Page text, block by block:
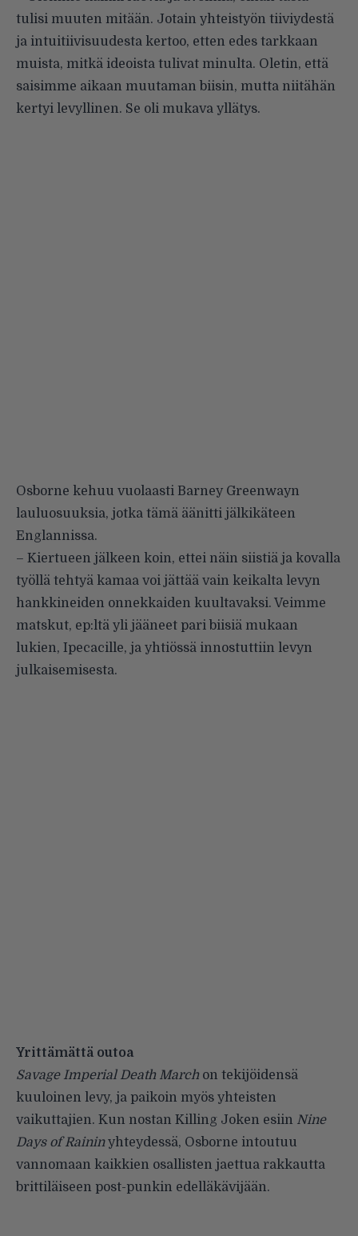
tulisi muuten mitään. Jotain yhteistyön tiiviydestä
ja intuitiivisuudesta kertoo, etten edes tarkkaan
muista, mitkä ideoista tulivat minulta. Oletin, että
saisimme aikaan muutaman biisin, mutta niitähän
kertyi levyllinen. Se oli mukava yllätys.
Osborne kehuu vuolaasti Barney Greenwayn
lauluosuuksia, jotka tämä äänitti jälkikäteen
Englannissa.
– Kiertueen jälkeen koin, ettei näin siistiä ja kovalla
työllä tehtyä kamaa voi jättää vain keikalta levyn
hankkineiden onnekkaiden kuultavaksi. Veimme
matskut, ep:ltä yli jääneet pari biisiä mukaan
lukien, Ipecacille, ja yhtiössä innostuttiin levyn
julkaisemisesta.
Yrittämättä outoa
Savage Imperial Death March on tekijöidensä
kuuloinen levy, ja paikoin myös yhteisten
vaikuttajien. Kun nostan Killing Joken esiin Nine
Days of Raininyhteydessä, Osborne intoutuu
vannomaan kaikkien osallisten jaettua rakkautta
brittiläiseen post-punkin edelläkävijään.